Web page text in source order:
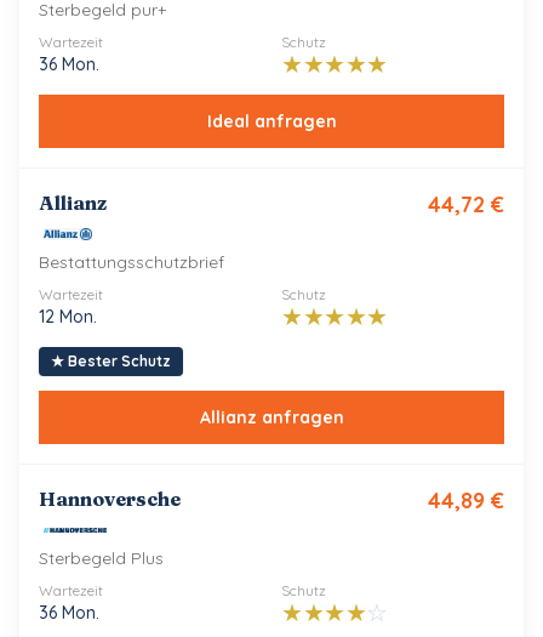
Sterbegeld pur+
Wartezeit
36 Mon.
Schutz
★★★★★
Ideal anfragen
Allianz
Bestattungsschutzbrief
44,72 €
Wartezeit
12 Mon.
Schutz
★★★★★
★ Bester Schutz
Allianz anfragen
Hannoversche
Sterbegeld Plus
44,89 €
Wartezeit
36 Mon.
Schutz
★★★★☆